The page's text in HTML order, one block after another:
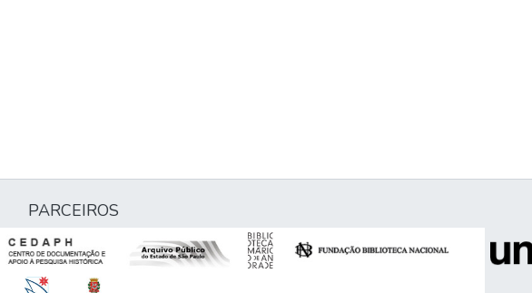
PARCEIROS